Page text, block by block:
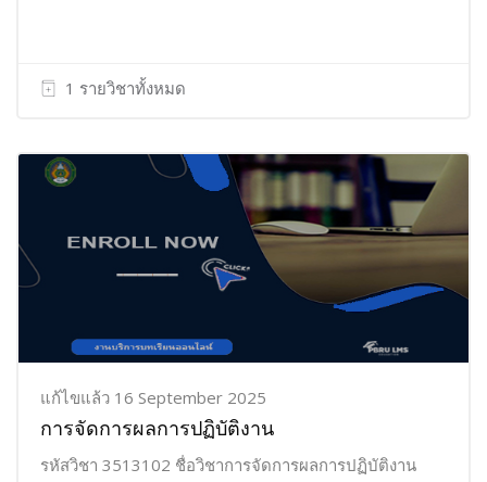
1 รายวิชาทั้งหมด
แก้ไขแล้ว 16 September 2025
การจัดการผลการปฏิบัติงาน
รหัสวิชา 3513102 ชื่อวิชาการจัดการผลการปฏิบัติงาน